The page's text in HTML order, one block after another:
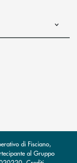
l’app di posta
di Fisciano,
al Gruppo